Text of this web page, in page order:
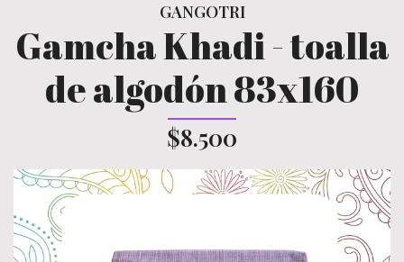
GANGOTRI
Gamcha Khadi - toalla
de algodón 83x160
$8.500